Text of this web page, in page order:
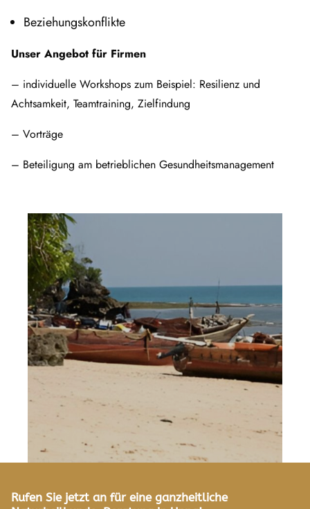
Beziehungskonflikte
Unser Angebot für Firmen
– individuelle Workshops zum Beispiel: Resilienz und
Achtsamkeit, Teamtraining, Zielfindung
– Vorträge
– Beteiligung am betrieblichen Gesundheitsmanagement
Rufen Sie jetzt an für eine ganzheitliche